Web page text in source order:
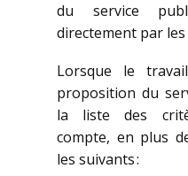
du service
directement par
Lorsque le
proposition du
la liste des
compte, en plus
les suivants :